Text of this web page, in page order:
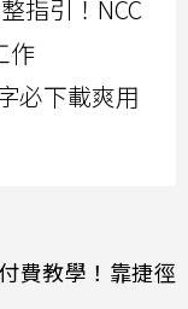
指引！NCC
作
必下載爽用
費教學！靠捷徑